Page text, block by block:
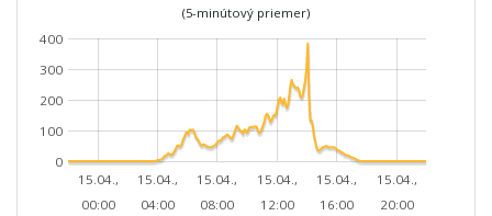
(5-minútový priemer)
15.04.,
00:00
15.04.,
04:00
15.04.,
08:00
15.04.,
12:00
15.04.,
16:00
15.04.,
20:00
0
100
200
300
400